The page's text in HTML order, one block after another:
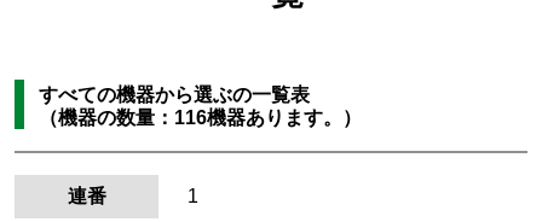
すべての機器から選ぶの一覧表
（機器の数量：116機器あります。）
連番 1